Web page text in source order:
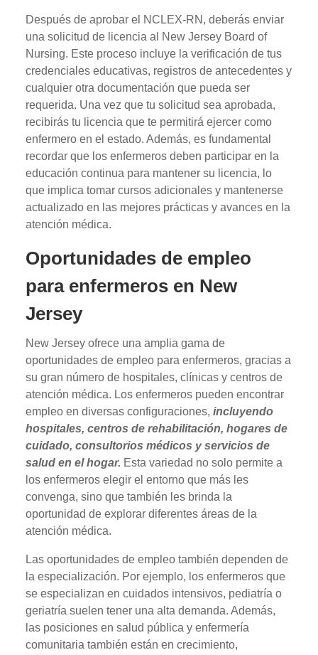
Después de aprobar el NCLEX-RN, deberás enviar
una solicitud de licencia al New Jersey Board of
Nursing. Este proceso incluye la verificación de tus
credenciales educativas, registros de antecedentes y
cualquier otra documentación que pueda ser
requerida. Una vez que tu solicitud sea aprobada,
recibirás tu licencia que te permitirá ejercer como
enfermero en el estado. Además, es fundamental
recordar que los enfermeros deben participar en la
educación continua para mantener su licencia, lo
que implica tomar cursos adicionales y mantenerse
actualizado en las mejores prácticas y avances en la
atención médica.
Oportunidades de empleo
para enfermeros en New
Jersey
New Jersey ofrece una amplia gama de
oportunidades de empleo para enfermeros, gracias a
su gran número de hospitales, clínicas y centros de
atención médica. Los enfermeros pueden encontrar
empleo en diversas configuraciones,incluyendo
hospitales, centros de rehabilitación, hogares de
cuidado, consultorios médicos y servicios de
salud en el hogar. Esta variedad no solo permite a
los enfermeros elegir el entorno que más les
convenga, sino que también les brinda la
oportunidad de explorar diferentes áreas de la
atención médica.
Las oportunidades de empleo también dependen de
la especialización. Por ejemplo, los enfermeros que
se especializan en cuidados intensivos, pediatría o
geriatría suelen tener una alta demanda. Además,
las posiciones en salud pública y enfermería
comunitaria también están en crecimiento,